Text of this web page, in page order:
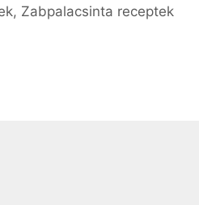
, Zabpalacsinta receptek